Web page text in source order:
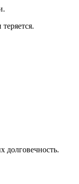
долговечность.